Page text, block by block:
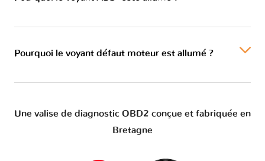
Pourquoi le voyant défaut moteur est allumé ?
Une valise de diagnostic OBD2 conçue et fabriquée en
Bretagne